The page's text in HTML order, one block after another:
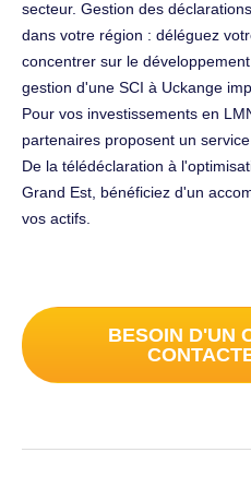
secteur. Gestion des
dans votre région : déléguez
concentrer sur le
gestion d'une SCI à Uckange
Pour vos investissements en
partenaires proposent un
De la télédéclaration à
Grand Est, bénéficiez d'un
vos actifs.
BESOIN D'UN